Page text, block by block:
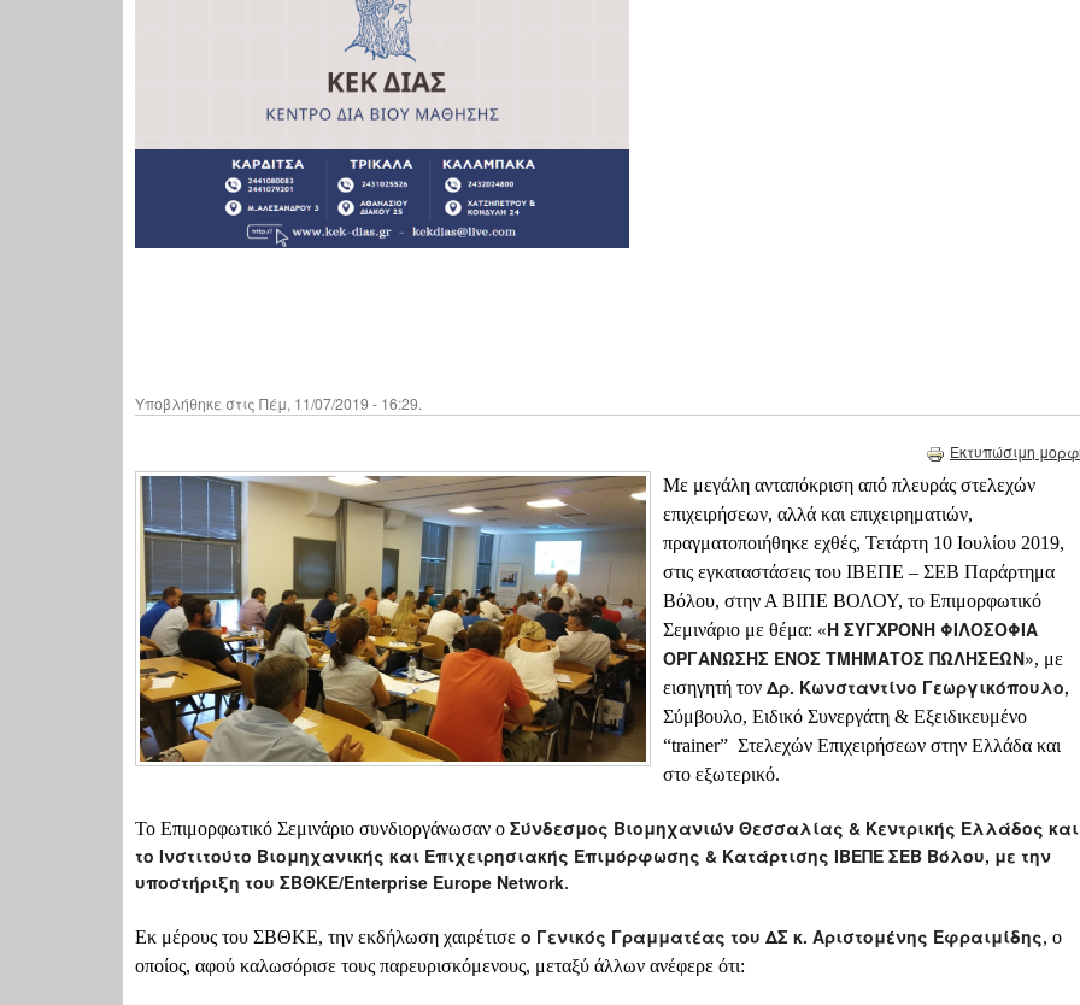
Υποβλήθηκε στις Πέμ, 11/07/2019 - 16:29.
Εκτυπώσιμη
Με μεγάλη ανταπόκριση από πλευράς στελεχών
επιχειρήσεων, αλλά και επιχειρηματιών,
πραγματοποιήθηκε εχθές, Τετάρτη 10 Ιουλίου 2019,
στις εγκαταστάσεις του ΙΒΕΠΕ – ΣΕΒ Παράρτημα
Βόλου, στην Α ΒΙΠΕ ΒΟΛΟΥ, το Επιμορφωτικό
Σεμινάριο με θέμα: «Η ΣΥΓΧΡΟΝΗ ΦΙΛΟΣΟΦΙΑ
ΟΡΓΑΝΩΣΗΣ ΕΝΟΣ ΤΜΗΜΑΤΟΣ ΠΩΛΗΣΕΩΝ», με
εισηγητή τον Δρ. Κωνσταντίνο Γεωργικόπουλο,
Σύμβουλο, Ειδικό Συνεργάτη & Εξειδικευμένο
“trainer” Στελεχών Επιχειρήσεων στην Ελλάδα και
στο εξωτερικό.
Το Επιμορφωτικό Σεμινάριο συνδιοργάνωσαν ο Σύνδεσμος Βιομηχανιών Θεσσαλίας & Κεντρικής Ελλάδος και
το Ινστιτούτο Βιομηχανικής και Επιχειρησιακής Επιμόρφωσης & Κατάρτισης ΙΒΕΠΕ ΣΕΒ Βόλου, με την
υποστήριξη του ΣΒΘΚΕ/Enterprise Europe Network.
Εκ μέρους του ΣΒΘΚΕ, την εκδήλωση χαιρέτισε ο Γενικός Γραμματέας του ΔΣ κ. Αριστομένης Εφραιμίδης, ο
οποίος, αφού καλωσόρισε τους παρευρισκόμενους, μεταξύ άλλων ανέφερε ότι: